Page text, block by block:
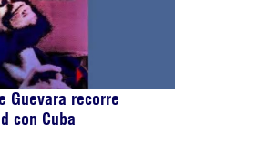
Guevara recorre
con Cuba